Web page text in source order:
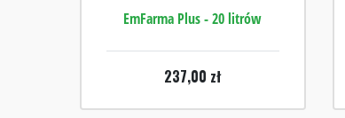
EmFarma Plus - 20 litrów
237,00 zł